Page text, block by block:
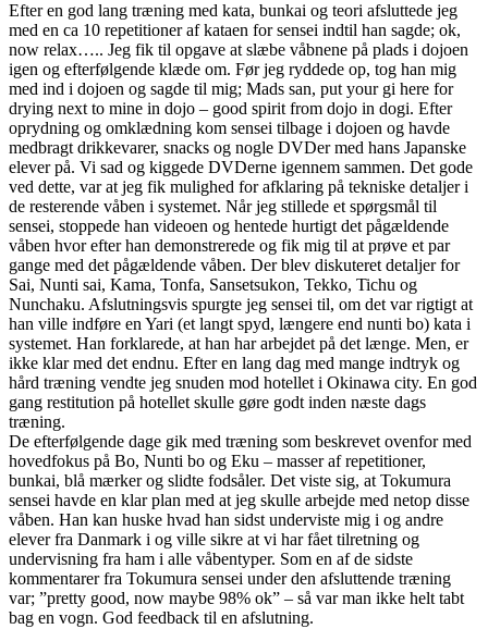
Efter en god lang træning med kata, bunkai og teori afsluttede jeg
med en ca 10 repetitioner af kataen for sensei indtil han sagde; ok,
now relax….. Jeg fik til opgave at slæbe våbnene på plads i dojoen
igen og efterfølgende klæde om. Før jeg ryddede op, tog han mig
med ind i dojoen og sagde til mig; Mads san, put your gi here for
drying next to mine in dojo – good spirit from dojo in dogi. Efter
oprydning og omklædning kom sensei tilbage i dojoen og havde
medbragt drikkevarer, snacks og nogle DVDer med hans Japanske
elever på. Vi sad og kiggede DVDerne igennem sammen. Det gode
ved dette, var at jeg fik mulighed for afklaring på tekniske detaljer i
de resterende våben i systemet. Når jeg stillede et spørgsmål til
sensei, stoppede han videoen og hentede hurtigt det pågældende
våben hvor efter han demonstrerede og fik mig til at prøve et par
gange med det pågældende våben. Der blev diskuteret detaljer for
Sai, Nunti sai, Kama, Tonfa, Sansetsukon, Tekko, Tichu og
Nunchaku. Afslutningsvis spurgte jeg sensei til, om det var rigtigt at
han ville indføre en Yari (et langt spyd, længere end nunti bo) kata i
systemet. Han forklarede, at han har arbejdet på det længe. Men, er
ikke klar med det endnu. Efter en lang dag med mange indtryk og
hård træning vendte jeg snuden mod hotellet i Okinawa city. En god
gang restitution på hotellet skulle gøre godt inden næste dags
træning.
De efterfølgende dage gik med træning som beskrevet ovenfor med
hovedfokus på Bo, Nunti bo og Eku – masser af repetitioner,
bunkai, blå mærker og slidte fodsåler. Det viste sig, at Tokumura
sensei havde en klar plan med at jeg skulle arbejde med netop disse
våben. Han kan huske hvad han sidst underviste mig i og andre
elever fra Danmark i og ville sikre at vi har fået tilretning og
undervisning fra ham i alle våbentyper. Som en af de sidste
kommentarer fra Tokumura sensei under den afsluttende træning
var; ”pretty good, now maybe 98% ok” – så var man ikke helt tabt
bag en vogn. God feedback til en afslutning.